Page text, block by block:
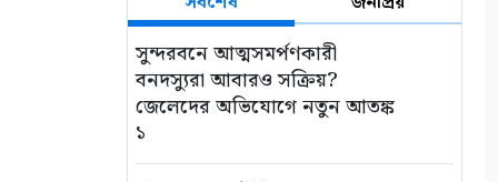
সুন্দরবনে আত্মসমর্পণকারী
বনদস্যুরা আবারও সক্রিয়?
জেলেদের অভিযোগে নতুন আতঙ্ক
১